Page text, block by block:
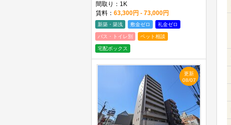
間取り：1K
賃料： 63,300円 - 73,000円
新築・築浅 敷金ゼロ 礼金ゼロ
バス・トイレ別 ペット相談
宅配ボックス
更新
08/07